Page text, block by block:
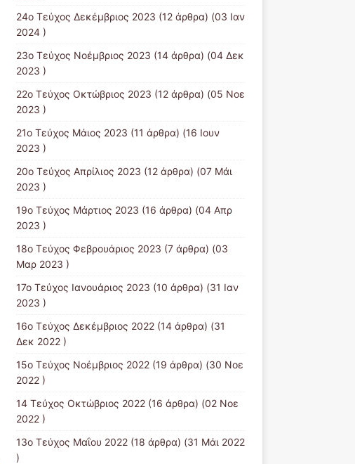
24ο Τεύχος Δεκέμβριος 2023 (12 άρθρα) (03 Ιαν
2024 )
23ο Τεύχος Νοέμβριος 2023 (14 άρθρα) (04 Δεκ
2023 )
22ο Τεύχος Οκτώβριος 2023 (12 άρθρα) (05 Νοε
2023 )
21ο Τεύχος Μάιος 2023 (11 άρθρα) (16 Ιουν
2023 )
20ο Τεύχος Απρίλιος 2023 (12 άρθρα) (07 Μάι
2023 )
19ο Τεύχος Μάρτιος 2023 (16 άρθρα) (04 Απρ
2023 )
18ο Τεύχος Φεβρουάριος 2023 (7 άρθρα) (03
Μαρ 2023 )
17ο Τεύχος Ιανουάριος 2023 (10 άρθρα) (31 Ιαν
2023 )
16ο Τεύχος Δεκέμβριος 2022(14 άρθρα) (31
Δεκ 2022 )
15o Τεύχος Νοέμβριος 2022(19 άρθρα) (30 Νοε
2022 )
14 Tεύχος Οκτώβριος 2022(16 άρθρα) (02 Νοε
2022 )
13ο Τεύχος Μαΐου 2022(18 άρθρα) (31 Μάι 2022
)